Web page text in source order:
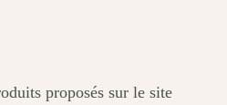
proposés sur le site